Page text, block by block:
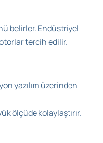
belirler. Endüstriyel
tercih edilir.
yazılım üzerinden
ölçüde kolaylaştırır.